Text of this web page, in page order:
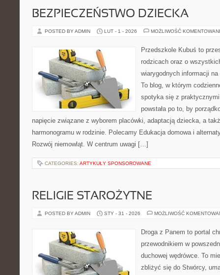
BEZPIECZEŃSTWO DZIECKA
POSTED BY ADMIN LUT - 1 - 2026 MOŻLIWOŚĆ
Przedszkole Kubuś to
rodzicach oraz o
wiarygodnych informacji
To blog, w którym
spotyka się z
powstała po to, by
napięcie związane z wyborem placówki, adaptacją dziecka, a
harmonogramu w rodzinie. Polecamy Edukacja domowa i
Rozwój niemowląt. W centrum uwagi […]
CATEGORIES: ARTYKUŁY SPONSOROWANE
RELIGIE STAROŻYTNE
POSTED BY ADMIN STY - 31 - 2026 MOŻLIWOŚĆ
Droga z Panem to portal
przewodnikiem w
duchowej wędrówce. To
zbliżyć się do Stwórcy,